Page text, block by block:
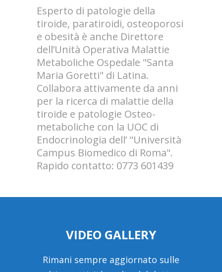
Esperto di patologie della
tiroide, paratiroidi, osteoporosi
e obesità è anche Direttore
dell’Unità Operativa Malattie
Metaboliche Ospedale "Santa
Maria Goretti" di Latina.
Collabora attivamente da anni
per la ricerca di malattie della
tiroide e patologie Osteo-
metaboliche con la UOC di
Endocrinologia dell’ "Università
Campus Biomedico di Roma".
Rapido contatto: 0773 601439
VIDEO GALLERY
Rimani sempre aggiornato sulle